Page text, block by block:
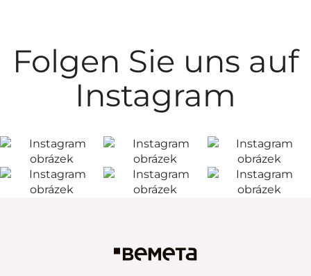
Folgen Sie uns auf
Instagram